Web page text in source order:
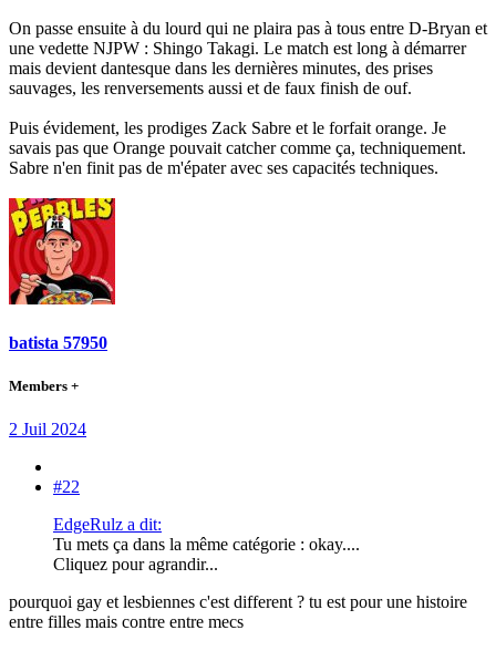
On passe ensuite à du lourd qui ne plaira pas à tous entre D-Bryan et
une vedette NJPW : Shingo Takagi. Le match est long à démarrer
mais devient dantesque dans les dernières minutes, des prises
sauvages, les renversements aussi et de faux finish de ouf.
Puis évidement, les prodiges Zack Sabre et le forfait orange. Je
savais pas que Orange pouvait catcher comme ça, techniquement.
Sabre n'en finit pas de m'épater avec ses capacités techniques.
batista 57950
Members +
2 Juil 2024
#22
EdgeRulz a dit:
Tu mets ça dans la même catégorie : okay....
Cliquez pour agrandir...
pourquoi gay et lesbiennes c'est different ? tu est pour une histoire
entre filles mais contre entre mecs